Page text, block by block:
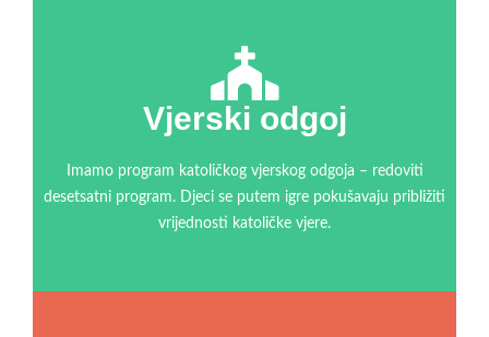
Vjerski odgoj
Imamo program katoličkog vjerskog odgoja – redoviti
desetsatni program. Djeci se putem igre pokušavaju približiti
vrijednosti katoličke vjere.